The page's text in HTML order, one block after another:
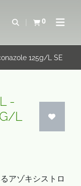
検索を開く
0
カートを確認す
ナビ
125g/L SE
-
L
アゾキシストロ